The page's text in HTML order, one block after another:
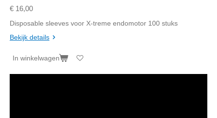
€ 16,00
Disposable sleeves voor X-treme endomotor 100 stuks
Bekijk details
In winkelwagen